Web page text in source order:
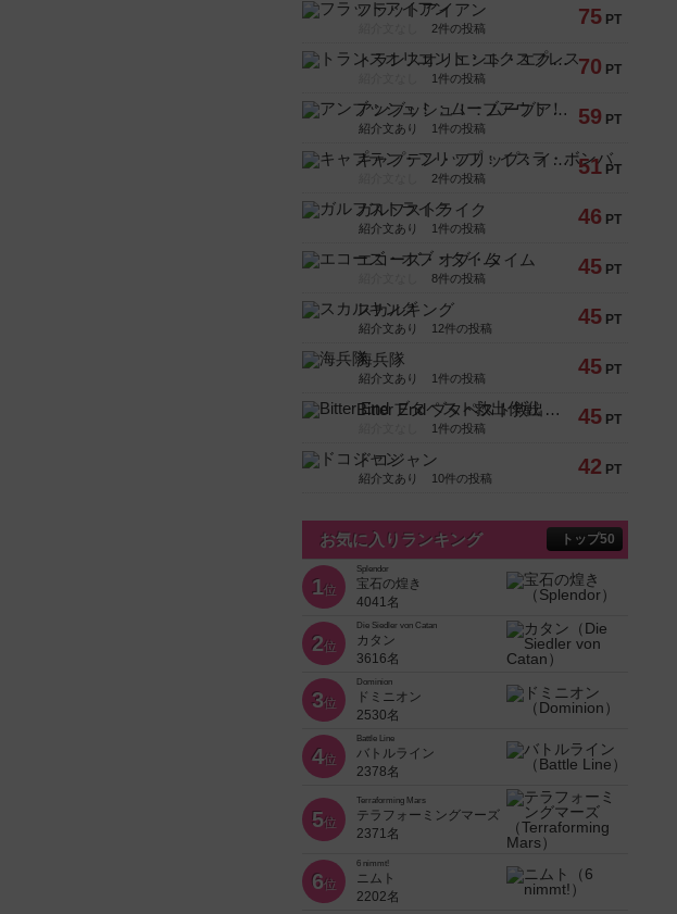
75 PT
フラットアイアン
2件の投稿
70 PT
トランスオリエント・エクスプレス
1件の投稿
59 PT
アンブッシュ！：ムーブアウト！
紹介文あり 1件の投稿
51 PT
キャプテン・フリップ：イスラ・ボンバ
2件の投稿
46 PT
ガルフストライク
紹介文あり 1件の投稿
45 PT
エコーズ・オブ・タイム
8件の投稿
45 PT
スカルキング
紹介文あり 12件の投稿
45 PT
海兵隊
紹介文あり 1件の投稿
45 PT
Bitter End ブタペスト救出作戦
1件の投稿
42 PT
ドコジャン
紹介文あり 10件の投稿
お気に入りランキング トップ50
1位
Splendor
宝石の煌き
4041名
2位
Die Siedler von Catan
カタン
3616名
3位
Dominion
ドミニオン
2530名
4位
Battle Line
バトルライン
2378名
5位
Terraforming Mars
テラフォーミングマーズ
2371名
6位
6 nimmt!
ニムト
2202名